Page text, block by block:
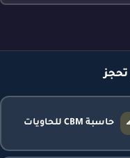
حاسبة CBM للحاويات